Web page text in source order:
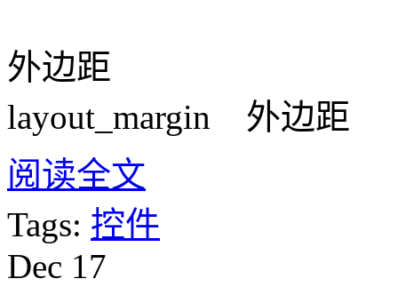
外边距
layout_margin 外边距
阅读全文
Tags: 控件
Dec 17